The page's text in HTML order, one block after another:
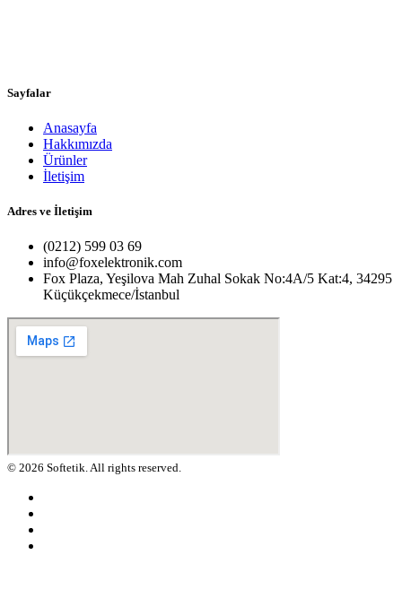
Sayfalar
Anasayfa
Hakkımızda
Ürünler
İletişim
Adres ve İletişim
(0212) 599 03 69
info@foxelektronik.com
Fox Plaza, Yeşilova Mah Zuhal Sokak No:4A/5 Kat:4, 34295
Küçükçekmece/İstanbul
© 2026 Softetik. All rights reserved.